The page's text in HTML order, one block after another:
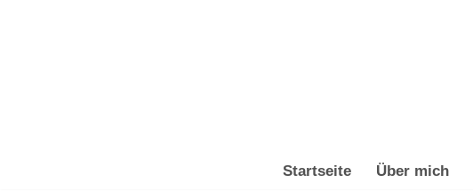
Startseite Über mich